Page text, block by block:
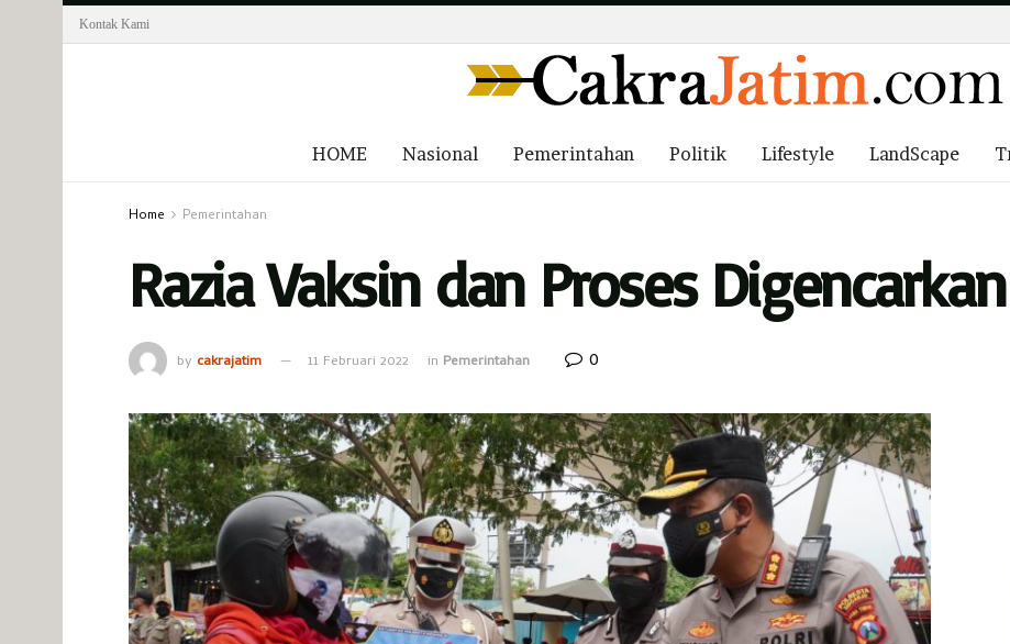
Kontak Kami
HOME Nasional Pemerintahan Politik Lifestyle LandScape
Home Pemerintahan
Razia Vaksin dan Proses Digencarkan
by cakrajatim 11 Februari 2022 in Pemerintahan 0